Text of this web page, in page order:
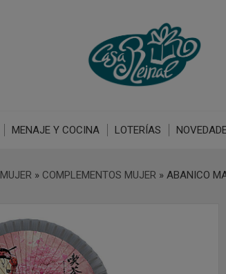
MENAJE Y COCINA LOTERÍAS
MUJER » COMPLEMENTOS MUJER » ABANICO